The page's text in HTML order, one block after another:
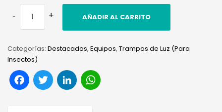
AÑADIR AL CARRITO
Categorías: Destacados, Equipos, Trampas de Luz (Para
Insectos)
Facebook
TwitterLinkedIn